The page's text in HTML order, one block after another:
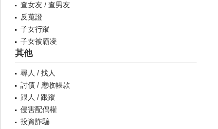
查女友 / 查男友
反蒐證
子女行蹤
子女被霸凌
其他
尋人 / 找人
討債 / 應收帳款
跟人 / 跟蹤
侵害配偶權
投資詐騙